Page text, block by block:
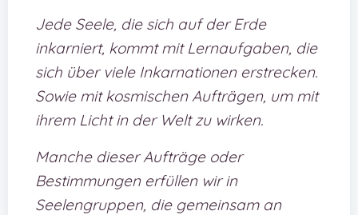
Jede Seele, die sich auf der Erde
inkarniert, kommt mit Lernaufgaben, die
sich über viele Inkarnationen erstrecken.
Sowie mit kosmischen Aufträgen, um mit
ihrem Licht in der Welt zu wirken.
Manche dieser Aufträge oder
Bestimmungen erfüllen wir in
Seelengruppen, die gemeinsam an